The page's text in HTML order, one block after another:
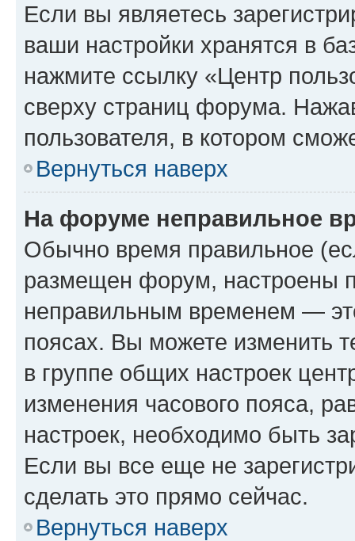
Если вы являетесь
ваши настройки хранятся в
нажмите ссылку «Центр
сверху страниц форума.
пользователя, в котором
Вернуться наверх
На форуме неправильное
Обычно время правильное
размещен форум, настроены
неправильным временем —
поясах. Вы можете изменить
в группе общих настроек
изменения часового пояса,
настроек, необходимо быть
Если вы все еще не
сделать это прямо сейчас.
Вернуться наверх